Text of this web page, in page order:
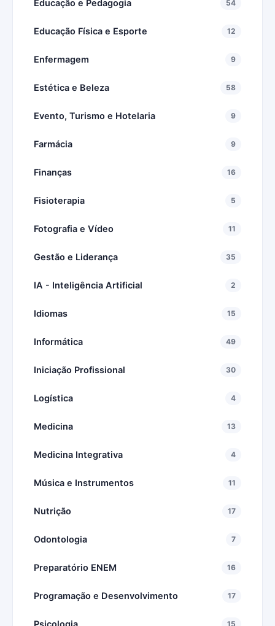
Educação e Pedagogia 54
Educação Física e Esporte 12
Enfermagem 9
Estética e Beleza 58
Evento, Turismo e Hotelaria 9
Farmácia 9
Finanças 16
Fisioterapia 5
Fotografia e Vídeo 11
Gestão e Liderança 35
IA - Inteligência Artificial 2
Idiomas 15
Informática 49
Iniciação Profissional 30
Logística 4
Medicina 13
Medicina Integrativa 4
Música e Instrumentos 11
Nutrição 17
Odontologia 7
Preparatório ENEM 16
Programação e Desenvolvimento 17
15